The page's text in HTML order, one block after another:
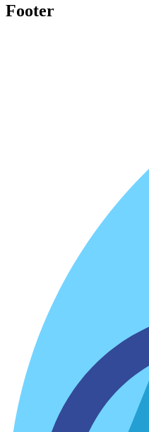
Footer